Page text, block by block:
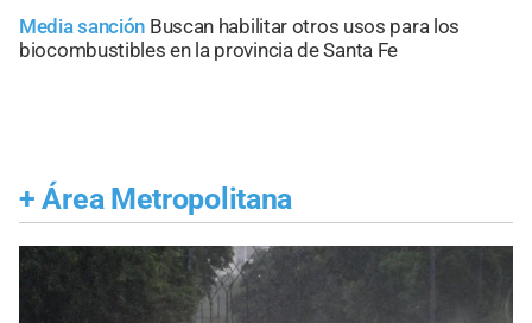
Media sanción Buscan habilitar otros usos para los
biocombustibles en la provincia de Santa Fe
+ Área Metropolitana